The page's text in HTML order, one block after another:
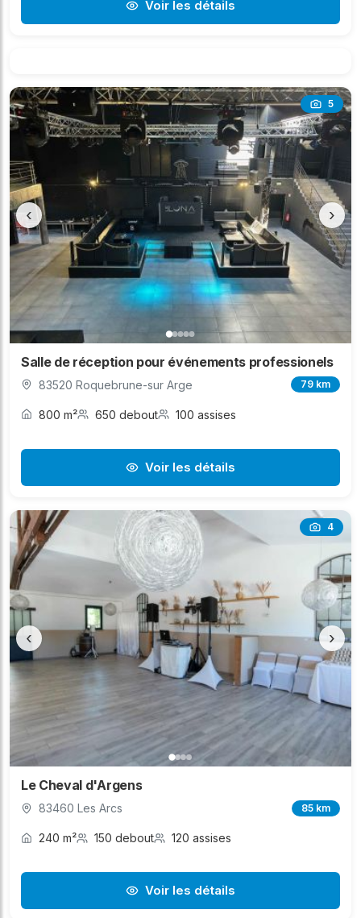
Voir les détails
5
‹ ›
Salle de réception pour événements professionels
83520 Roquebrune-sur Arge 79 km
800 m² 650 debout 100 assises
Voir les détails
4
‹ ›
Le Cheval d'Argens
83460 Les Arcs 85 km
240 m² 150 debout 120 assises
Voir les détails